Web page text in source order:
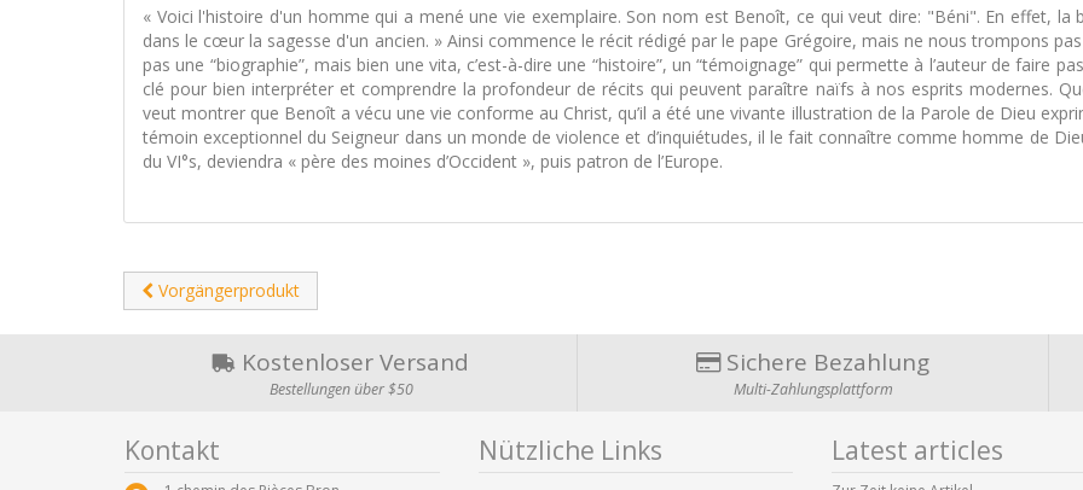
« Voici l'histoire d'un homme qui a mené une vie exemplaire. Son nom est Benoît, ce qui veut dire: "Béni". En effet,
dans le cœur la sagesse d'un ancien. » Ainsi commence le récit rédigé par le pape Grégoire, mais ne nous trompons
pas une “biographie”, mais bien une vita, c’est-à-dire une “histoire”, un “témoignage” qui permette à l’auteur de faire
clé pour bien interpréter et comprendre la profondeur de récits qui peuvent paraître naïfs à nos esprits modernes.
veut montrer que Benoît a vécu une vie conforme au Christ, qu’il a été une vivante illustration de la Parole de Dieu
témoin exceptionnel du Seigneur dans un monde de violence et d’inquiétudes, il le fait connaître comme homme de
du VI°s, deviendra « père des moines d’Occident », puis patron de l’Europe.
Vorgängerprodukt
Kostenloser Versand
Bestellungen über $50
Sichere Bezahlung
Multi-Zahlungsplattform
Kontakt Nützliche Links Latest articles